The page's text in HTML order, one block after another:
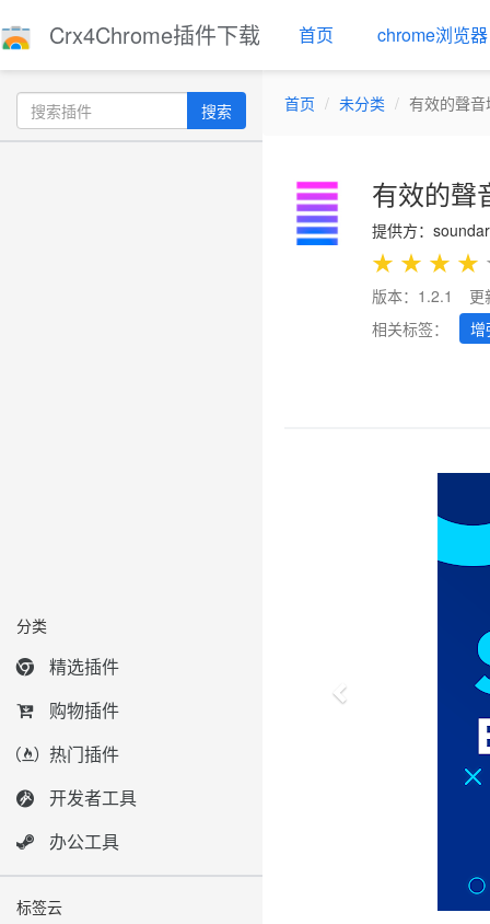
Crx4Chrome插件下载 首页 chrome浏览器
搜索
分类
精选插件
购物插件
热门插件
开发者工具
办公工具
标签云
首页 未分类 有效的聲
有效的聲
提供方：
★ ★ ★ ★
版本：1.2.1
更
相关标签：
增